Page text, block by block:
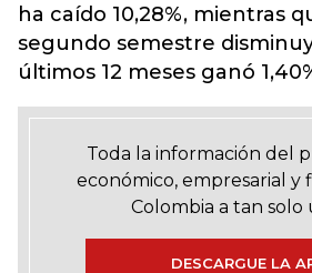
ha caído 10,28%, mientras
segundo semestre
últimos 12 meses ganó
Toda la información del
económico, empresarial y
Colombia a tan solo
DESCARGUE LA